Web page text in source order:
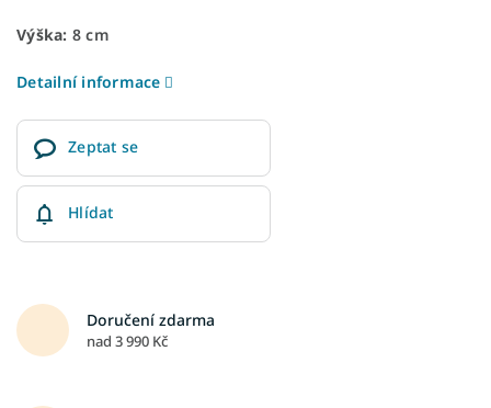
Výška: 8 cm
Detailní informace
Zeptat se
Hlídat
Doručení zdarma
nad 3 990 Kč